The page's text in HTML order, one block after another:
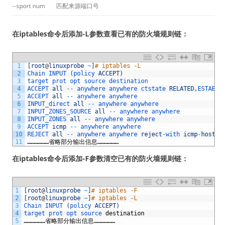
--sport num 匹配来源端口号
在iptables命令后添加-L参数查看已有的防火墙规则链：
1
2
3
4
5
6
7
8
9
10
11
root@linuxprobe ~ # iptables -L
Chain INPUT ( policy ACCEPT)
target prot opt source destination
ACCEPT all -- anywhere anywhere ctstate RELATED,
ACCEPT all -- anywhere anywhere
INPUT_direct all -- anywhere anywhere
INPUT_ZONES_SOURCE all -- anywhere anywhere
INPUT_ZONES all -- anywhere anywhere
ACCEPT icmp -- anywhere anywhere
REJECT all -- anywhere anywhere reject -with icmp- host
………………省略部分输出信息………………
在iptables命令后添加-F参数清空已有的防火墙规则链：
1
2
3
4
5
root@linuxprobe ~ # iptables -F
root@linuxprobe ~ # iptables -L
Chain INPUT ( policy ACCEPT)
target prot opt source destination
………………省略部分输出信息………………